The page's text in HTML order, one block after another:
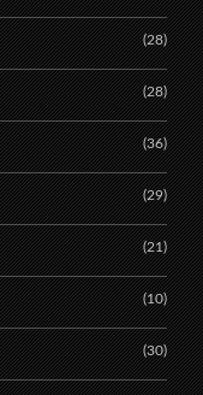
(28)
(28)
(36)
(29)
(21)
(10)
(30)